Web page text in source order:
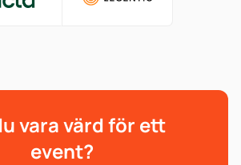
vara värd för ett
event?